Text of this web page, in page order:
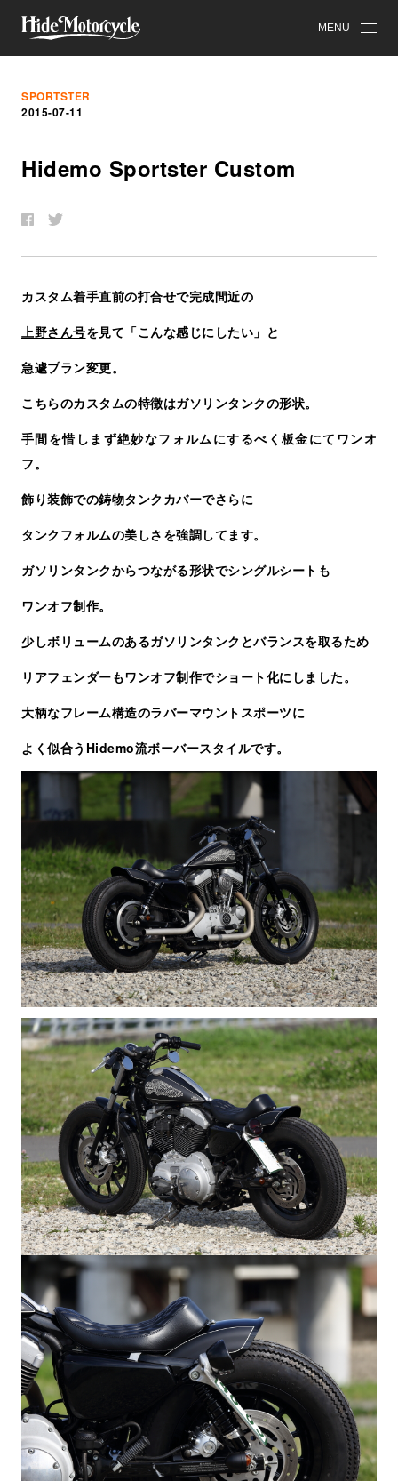
MENU
SPORTSTER
2015-07-11
Hidemo Sportster Custom
カスタム着手直前の打合せで完成間近の
上野さん号を見て「こんな感じにしたい」と
急遽プラン変更。
こちらのカスタムの特徴はガソリンタンクの形状。
手間を惜しまず絶妙なフォルムにするべく板金にてワンオ
フ。
飾り装飾での鋳物タンクカバーでさらに
タンクフォルムの美しさを強調してます。
ガソリンタンクからつながる形状でシングルシートも
ワンオフ制作。
少しボリュームのあるガソリンタンクとバランスを取るため
リアフェンダーもワンオフ制作でショート化にしました。
大柄なフレーム構造のラバーマウントスポーツに
よく似合うHidemo流ボーバースタイルです。